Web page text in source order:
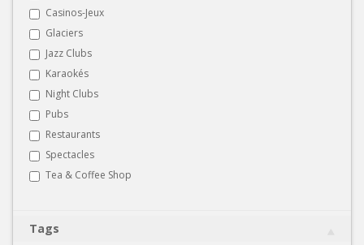
Casinos-Jeux
Glaciers
Jazz Clubs
Karaokés
Night Clubs
Pubs
Restaurants
Spectacles
Tea & Coffee Shop
Tags